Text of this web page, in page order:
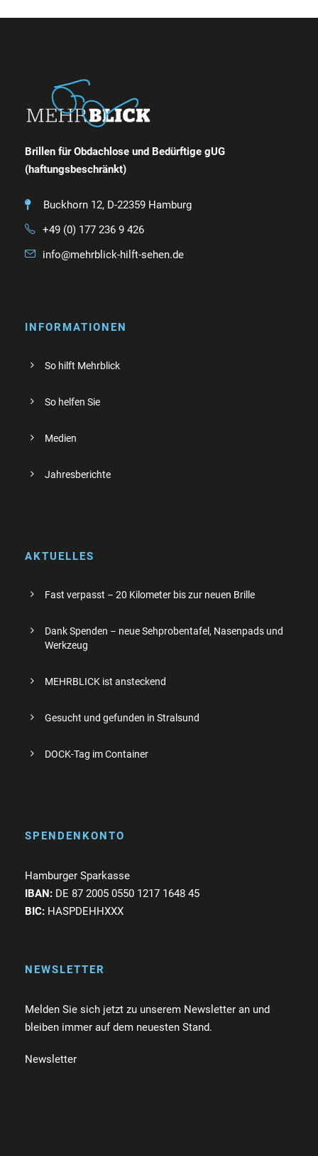
Brillen für Obdachlose und Bedürftige gUG
(haftungsbeschränkt)
Buckhorn 12, D-22359 Hamburg
+49 (0) 177 236 9 426
info@mehrblick-hilft-sehen.de
INFORMATIONEN
So hilft Mehrblick
So helfen Sie
Medien
Jahresberichte
AKTUELLES
Fast verpasst – 20 Kilometer bis zur neuen Brille
Dank Spenden – neue Sehprobentafel, Nasenpads und
Werkzeug
MEHRBLICK ist ansteckend
Gesucht und gefunden in Stralsund
DOCK-Tag im Container
SPENDENKONTO
Hamburger Sparkasse
IBAN: DE 87 2005 0550 1217 1648 45
BIC: HASPDEHHXXX
NEWSLETTER
Melden Sie sich jetzt zu unserem Newsletter an und
bleiben immer auf dem neuesten Stand.
Newsletter